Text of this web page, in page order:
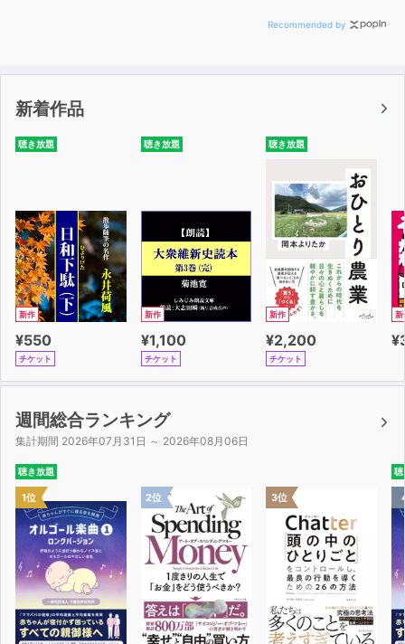
Recommended by
新着作品
聴き放題
新作
¥550
チケット
聴き放題
新作
¥1,100
チケット
聴き放題
新作
¥2,200
チケット
新
週間総合ランキング
集計期間 2026年07月31日 ～ 2026年08月06日
聴き放題
1位 2位 3位
聴